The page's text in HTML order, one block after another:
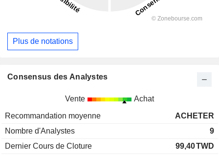
Plus de notations
Consensus des Analystes
Vente Achat
Recommandation moyenne
ACHETER
Nombre d'Analystes
9
Dernier Cours de Cloture
99,40TWD